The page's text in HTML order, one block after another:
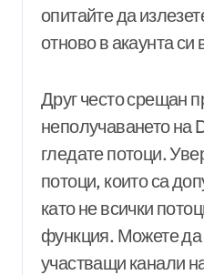
опитайте да
отново в акаунта си
Друг често срещан
неполучаването на
гледате потоци.
потоци, които са
като не всички
функция. Можете да
участващи канали